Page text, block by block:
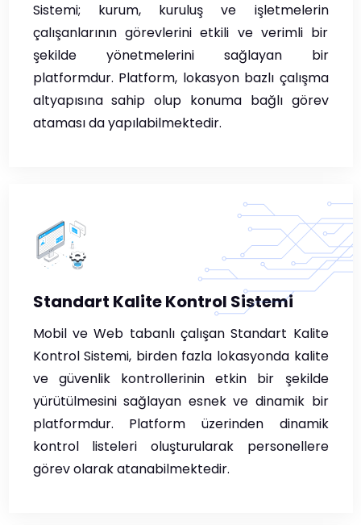
Sistemi; kurum, kuruluş ve işletmelerin
çalışanlarının görevlerini etkili ve verimli bir
şekilde yönetmelerini sağlayan bir
platformdur. Platform, lokasyon bazlı çalışma
altyapısına sahip olup konuma bağlı görev
ataması da yapılabilmektedir.
Standart Kalite Kontrol Sistemi
Mobil ve Web tabanlı çalışan Standart Kalite
Kontrol Sistemi, birden fazla lokasyonda kalite
ve güvenlik kontrollerinin etkin bir şekilde
yürütülmesini sağlayan esnek ve dinamik bir
platformdur. Platform üzerinden dinamik
kontrol listeleri oluşturularak personellere
görev olarak atanabilmektedir.